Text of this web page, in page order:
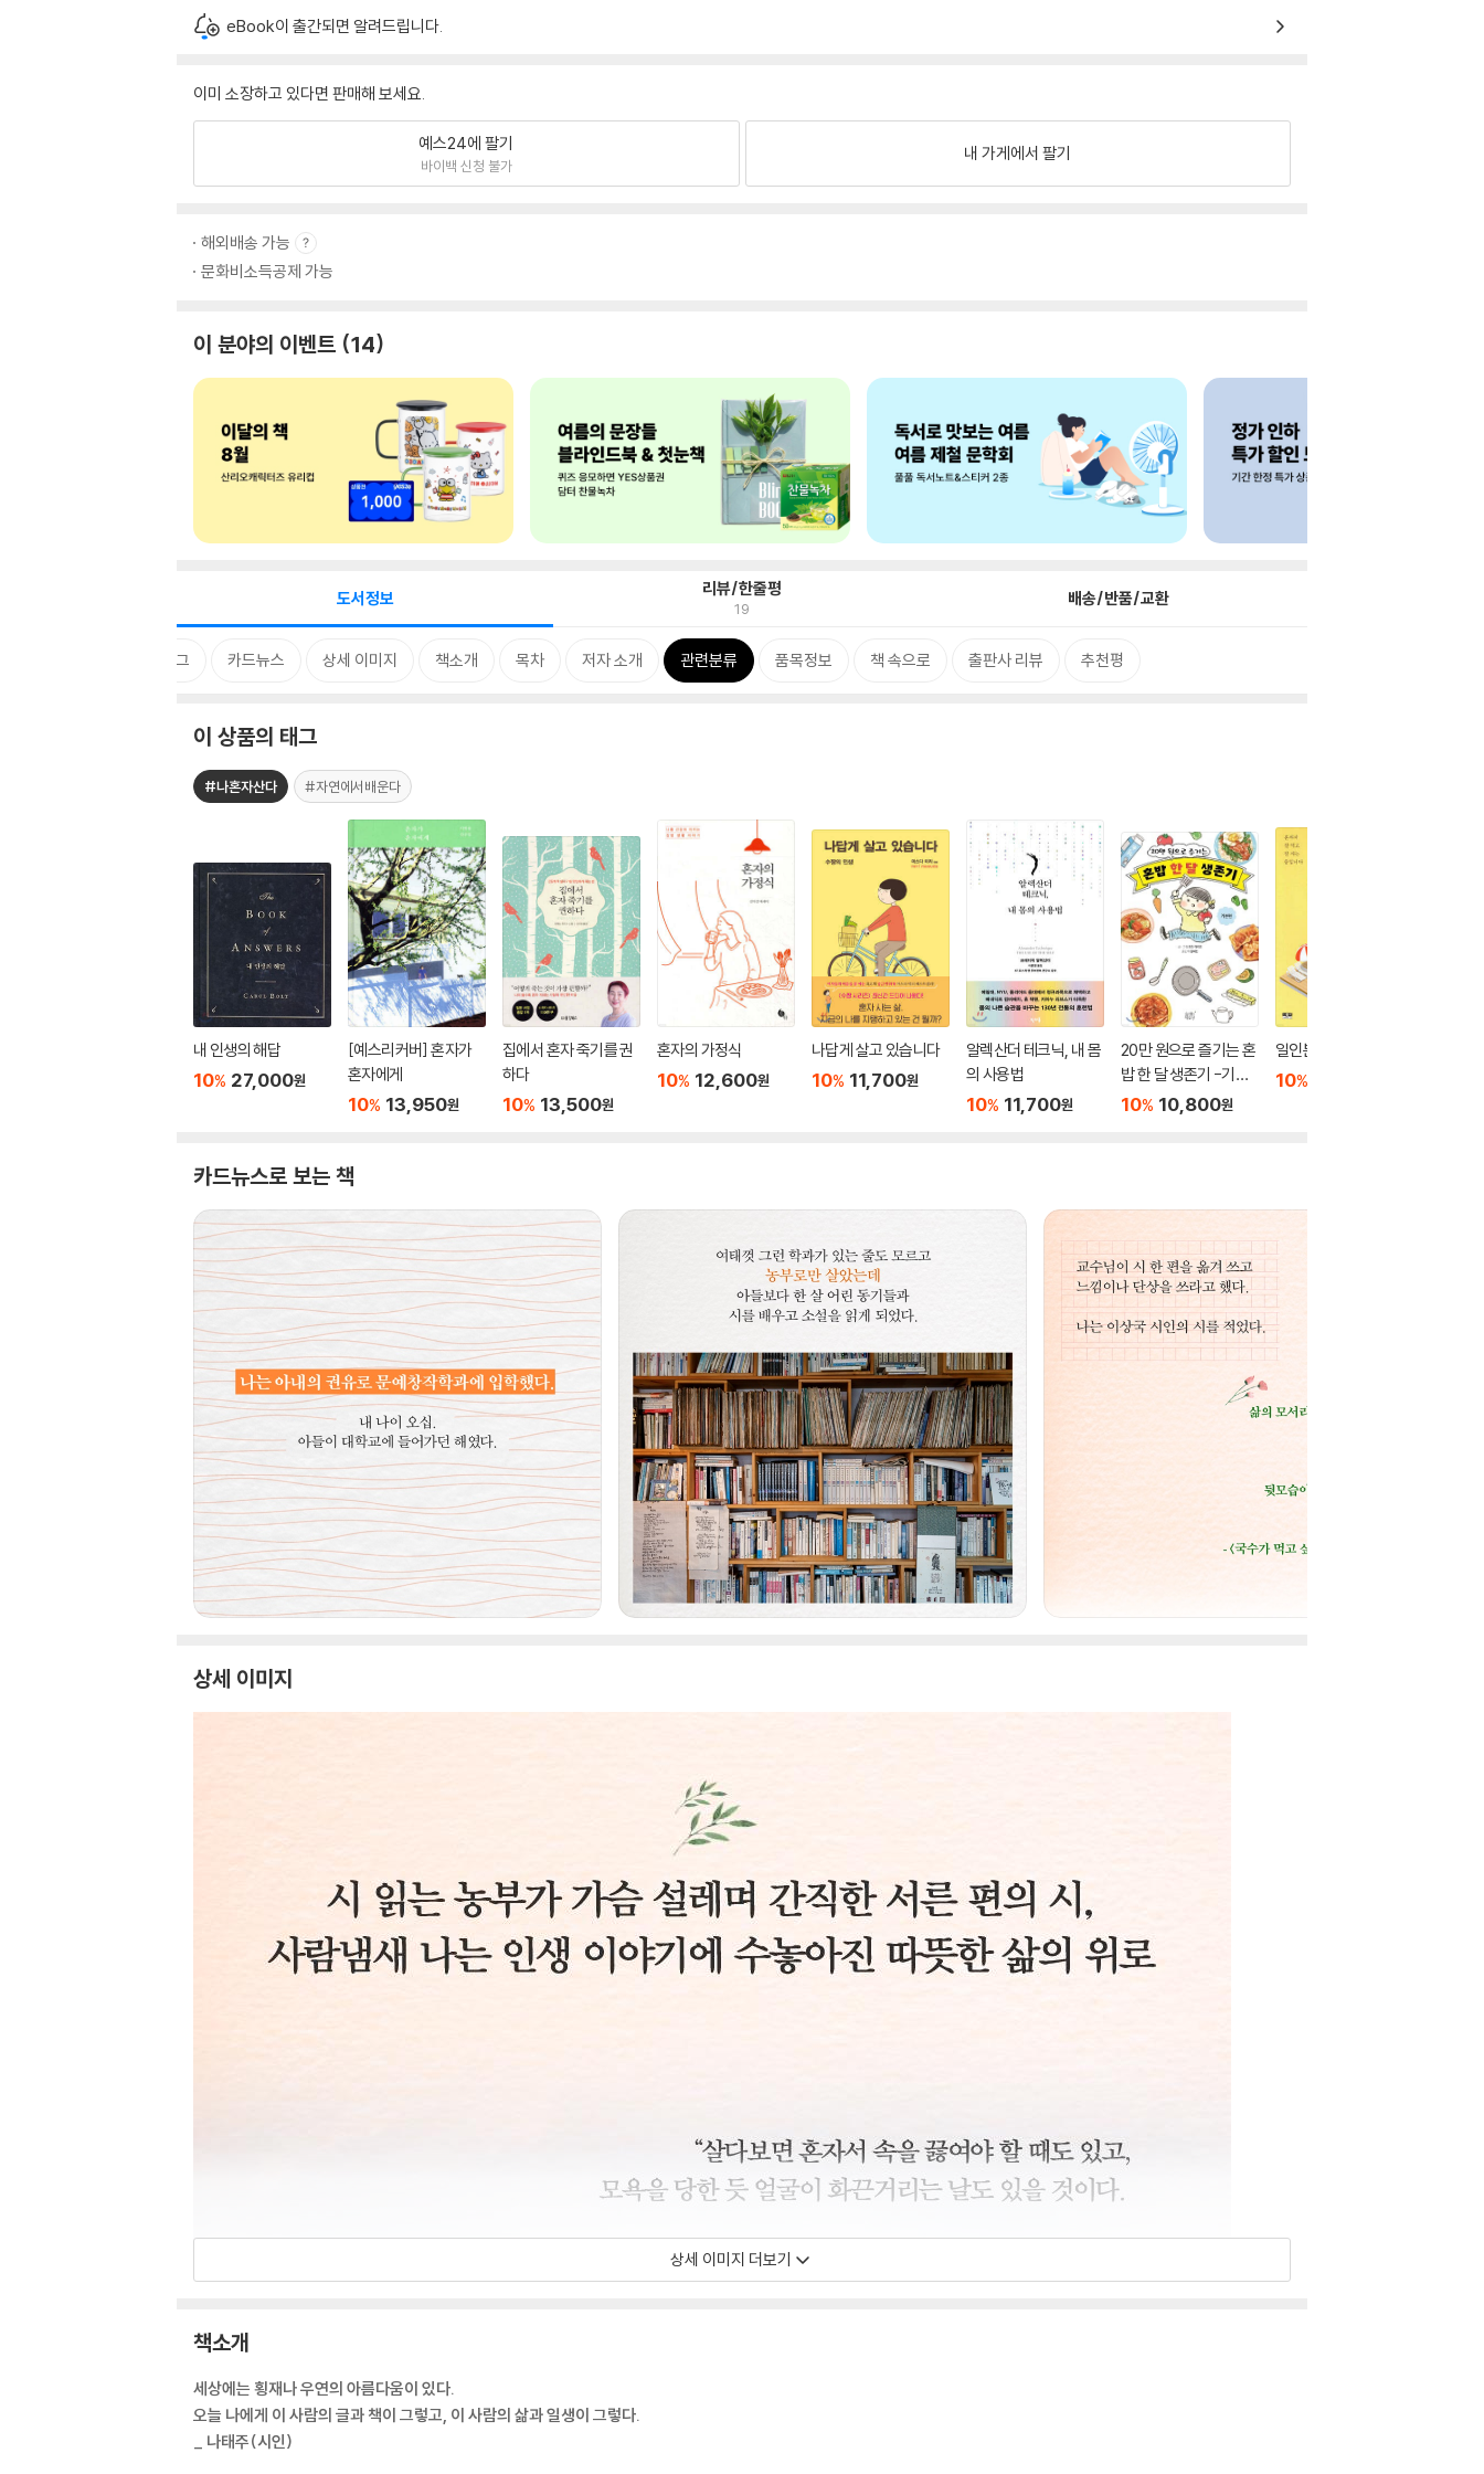
eBook이 출간되면 알려드립니다.
이미 소장하고 있다면 판매해 보세요.
예스24에 팔기
바이백 신청 불가
내 가게에서 팔기
해외배송 가능
문화비소득공제 가능
이 분야의 이벤트 14
도서정보 리뷰/한줄평
19 배송/반품/교환
태그 카드뉴스 상세 이미지 책소개 목차 저자 소개 관련분류 품목정보 책 속으로 출판사 리뷰 추천평
이 상품의 태그
#나혼자산다 #자연에서배운다
내 인생의 해답
10% 27,000원
[예스리커버] 혼자가
혼자에게
10% 13,950원
집에서 혼자 죽기를 권
하다
10% 13,500원
혼자의 가정식
10% 12,600원
나답게 살고 있습니다
10% 11,700원
알렉산더 테크닉, 내 몸
의 사용법
10% 11,700원
20만 원으로 즐기는 혼
밥 한 달 생존기 -기본
편
10% 10,800원
일인분 생활자
10%
카드뉴스로 보는 책
상세 이미지
상세 이미지 더보기
책소개
세상에는 횡재나 우연의 아름다움이 있다.
오늘 나에게 이 사람의 글과 책이 그렇고, 이 사람의 삶과 일생이 그렇다.
_ 나태주(시인)